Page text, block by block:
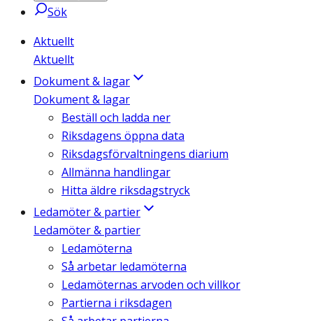
Sök
Aktuellt
Aktuellt
Dokument & lagar
Dokument & lagar
Beställ och ladda ner
Riksdagens öppna data
Riksdagsförvaltningens diarium
Allmänna handlingar
Hitta äldre riksdagstryck
Ledamöter & partier
Ledamöter & partier
Ledamöterna
Så arbetar ledamöterna
Ledamöternas arvoden och villkor
Partierna i riksdagen